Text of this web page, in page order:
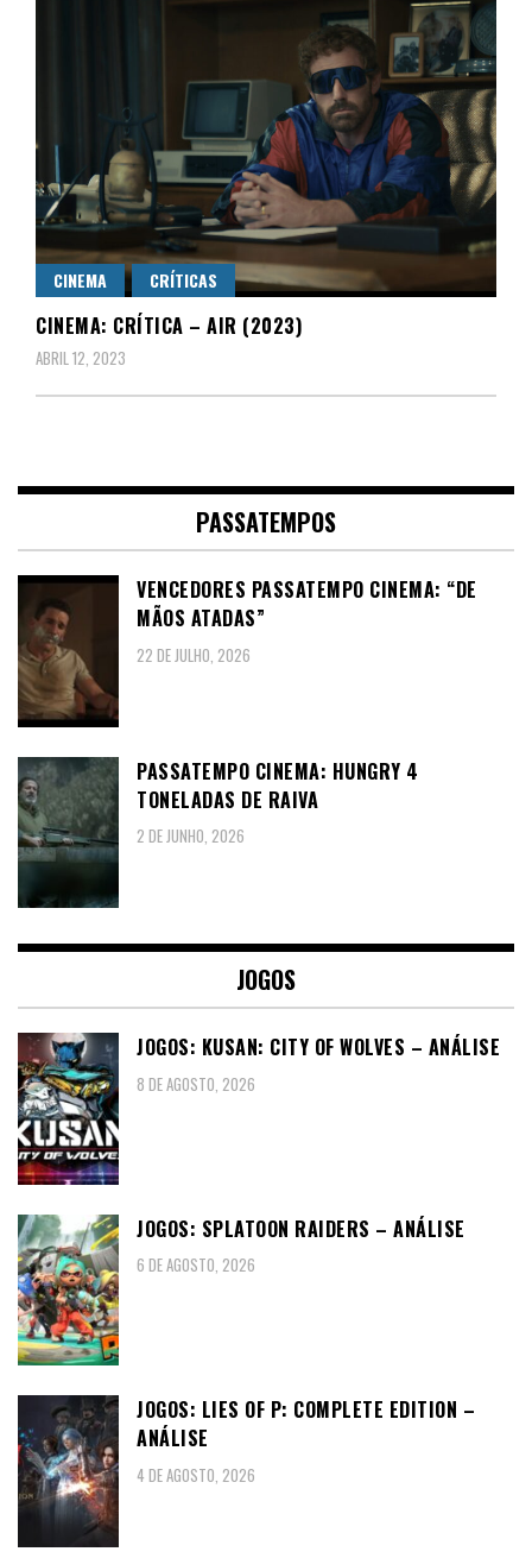
CINEMA CRÍTICAS
CINEMA: CRÍTICA – AIR (2023)
ABRIL 12, 2023
PASSATEMPOS
VENCEDORES PASSATEMPO CINEMA: “DE
MÃOS ATADAS”
22 DE JULHO, 2026
PASSATEMPO CINEMA: HUNGRY 4
TONELADAS DE RAIVA
2 DE JUNHO, 2026
JOGOS
JOGOS: KUSAN: CITY OF WOLVES – ANÁLISE
8 DE AGOSTO, 2026
JOGOS: SPLATOON RAIDERS – ANÁLISE
6 DE AGOSTO, 2026
JOGOS: LIES OF P: COMPLETE EDITION –
ANÁLISE
4 DE AGOSTO, 2026